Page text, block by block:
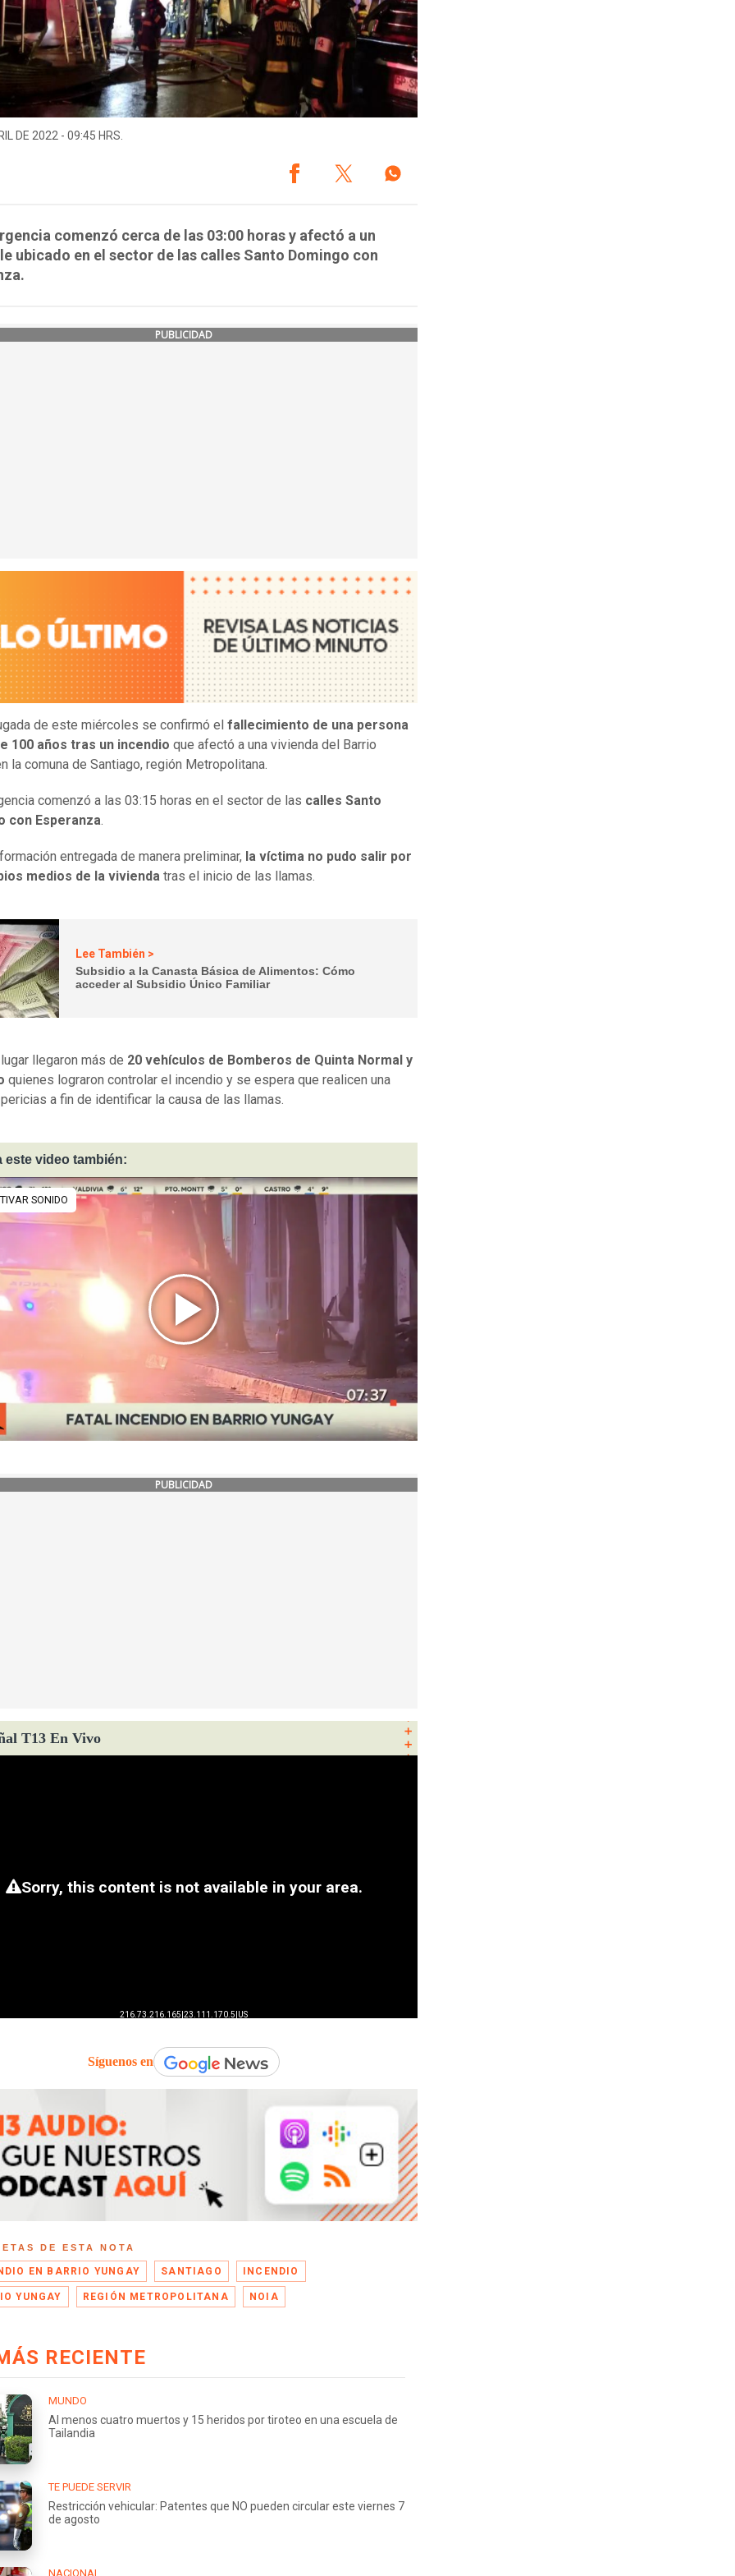
DE 2022 - 09:45 HRS.
comenzó cerca de las 03:00 horas y afectó a un
ubicado en el sector de las calles Santo Domingo con
PUBLICIDAD
de este miércoles se confirmó el fallecimiento de una persona
100 años tras un incendio que afectó a una vivienda del Barrio
la comuna de Santiago, región Metropolitana.
comenzó a las 03:15 horas en el sector de las calles Santo
con Esperanza.
entregada de manera preliminar, la víctima no pudo salir por
medios de la vivienda tras el inicio de las llamas.
Lee También >
Subsidio a la Canasta Básica de Alimentos: Cómo
acceder al Subsidio Único Familiar
llegaron más de 20 vehículos de Bomberos de Quinta Normal y
quienes lograron controlar el incendio y se espera que realicen una
a fin de identificar la causa de las llamas.
este video también:
PUBLICIDAD
T13 En Vivo
Síguenos en
DE ESTA NOTA
EN BARRIO YUNGAY SANTIAGO INCENDIO
YUNGAY REGIÓN METROPOLITANA NOIA
RECIENTE
MUNDO
Al menos cuatro muertos y 15 heridos por tiroteo en una escuela de
Tailandia
TE PUEDE SERVIR
Restricción vehicular: Patentes que NO pueden circular este viernes 7
de agosto
NACIONAL